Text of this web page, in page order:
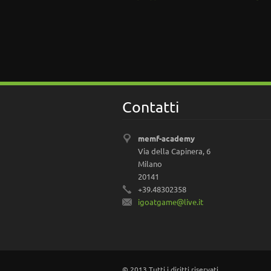
Contatti
memf-academy
Via della Capinera, 6
Milano
20141
+39.48302358
igoatgame@live.it